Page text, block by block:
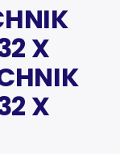
X
X